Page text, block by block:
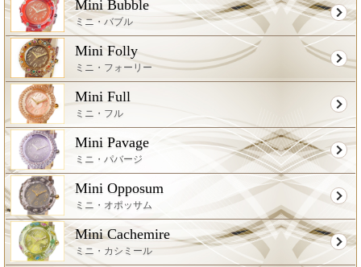
Mini Bubble
ミニ・バブル
Mini Folly
ミニ・フォーリー
Mini Full
ミニ・フル
Mini Pavage
ミニ・パバージ
Mini Opposum
ミニ・オポッサム
Mini Cachemire
ミニ・カシミール